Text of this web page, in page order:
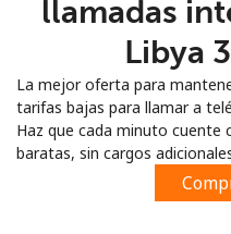
llamadas
Libya
La mejor oferta para
tarifas bajas para llamar a
Haz que cada minuto cuente
baratas, sin cargos